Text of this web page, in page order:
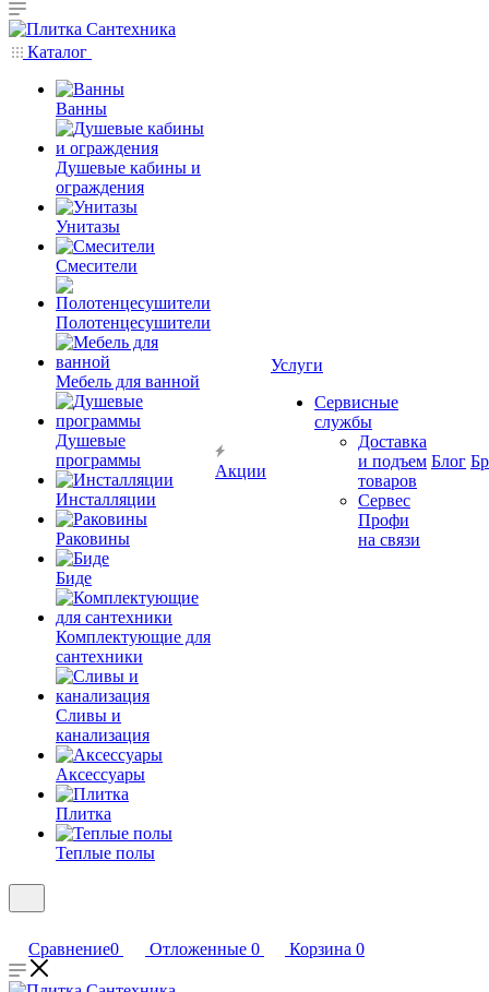
Каталог
Ванны
Душевые кабины и
ограждения
Унитазы
Смесители
Полотенцесушители
Мебель для ванной
Душевые
программы
Инсталляции
Раковины
Биде
Комплектующие для
сантехники
Сливы и
канализация
Аксессуары
Плитка
Теплые полы
Акции
Услуги
Сервисные
службы
Доставка
и подъем
товаров
Сервес
Профи
на связи
Блог
Сравнение0 Отложенные 0 Корзина 0